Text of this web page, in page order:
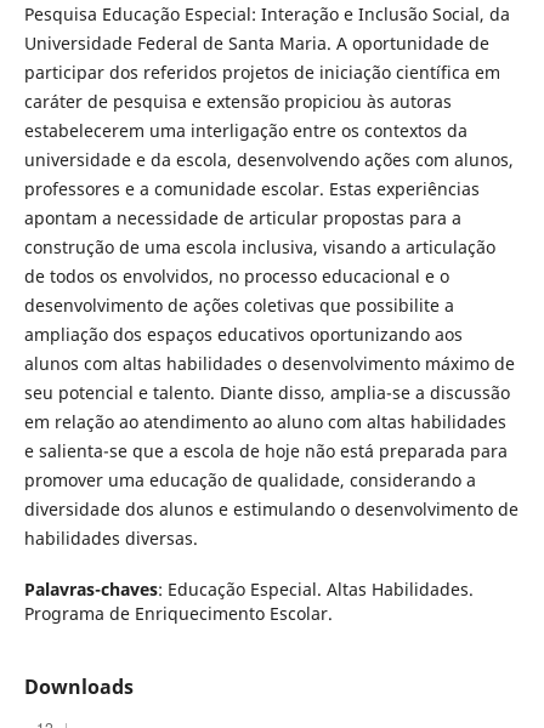
Pesquisa Educação Especial: Interação e Inclusão Social, da
Universidade Federal de Santa Maria. A oportunidade de
participar dos referidos projetos de iniciação científica em
caráter de pesquisa e extensão propiciou às autoras
estabelecerem uma interligação entre os contextos da
universidade e da escola, desenvolvendo ações com alunos,
professores e a comunidade escolar. Estas experiências
apontam a necessidade de articular propostas para a
construção de uma escola inclusiva, visando a articulação
de todos os envolvidos, no processo educacional e o
desenvolvimento de ações coletivas que possibilite a
ampliação dos espaços educativos oportunizando aos
alunos com altas habilidades o desenvolvimento máximo de
seu potencial e talento. Diante disso, amplia-se a discussão
em relação ao atendimento ao aluno com altas habilidades
e salienta-se que a escola de hoje não está preparada para
promover uma educação de qualidade, considerando a
diversidade dos alunos e estimulando o desenvolvimento de
habilidades diversas.
Palavras-chaves: Educação Especial. Altas Habilidades.
Programa de Enriquecimento Escolar.
Downloads